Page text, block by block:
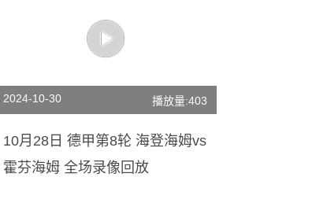
2024-10-30 播放量:403
10月28日 德甲第8轮 海登海姆vs
霍芬海姆 全场录像回放